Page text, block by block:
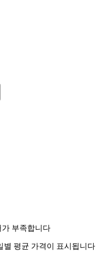
부족합니다
별 평균 가격이 표시됩니다